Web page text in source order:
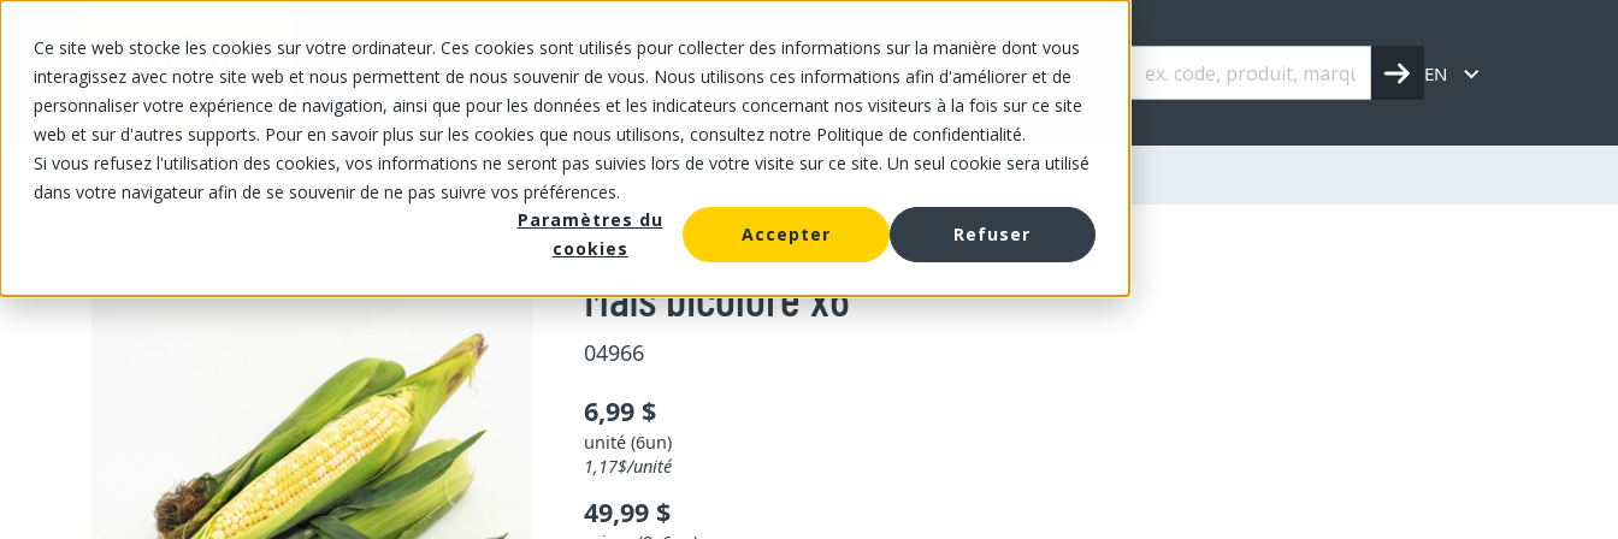
Ce site web stocke les cookies sur votre ordinateur. Ces cookies sont utilisés pour collecter des informations sur la manière dont vous
interagissez avec notre site web et nous permettent de nous souvenir de vous. Nous utilisons ces informations afin d'améliorer et de
personnaliser votre expérience de navigation, ainsi que pour les données et les indicateurs concernant nos visiteurs à la fois sur ce site
web et sur d'autres supports. Pour en savoir plus sur les cookies que nous utilisons, consultez notre Politique de confidentialité.
Si vous refusez l'utilisation des cookies, vos informations ne seront pas suivies lors de votre visite sur ce site. Un seul cookie sera utilisé
dans votre navigateur afin de se souvenir de ne pas suivre vos préférences.
Paramètres du
cookies
Accepter Refuser
NOS PRODUITS NOS PRIX RABAIS NOS MAGASINS NOTRE OFFRE À PROPOS DE NOUS CARRIÈRES EN
NOS PRODUITS/ Fruits et légumes/Légumes/Légumes divers/Maïs bicolore x6
Maïs bicolore x6
04966
6,99 $
unité (6un)
1,17$/unité
49,99 $